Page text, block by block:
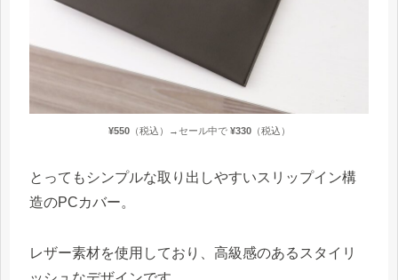
¥550（税込）→セール中で ¥330（税込）
とってもシンプルな取り出しやすいスリップイン構
造のPCカバー。
レザー素材を使用しており、高級感のあるスタイリ